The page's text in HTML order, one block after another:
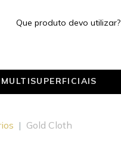
Que produto devo utilizar?
| Gold Cloth